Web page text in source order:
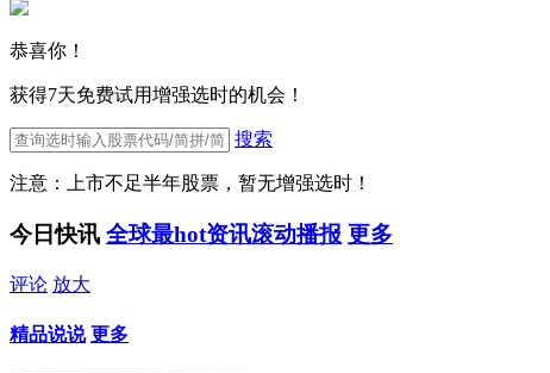
恭喜你！
获得7天免费试用增强选时的机会！
搜索
注意：上市不足半年股票，暂无增强选时！
今日快讯 全球最hot资讯滚动播报 更多
评论 放大
精品说说 更多